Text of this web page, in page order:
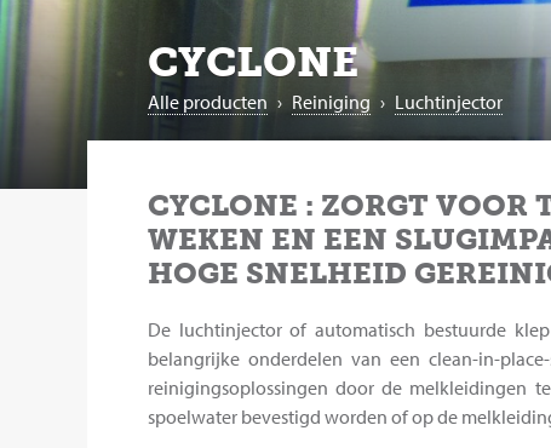
CYCLONE
Alle producten › Reiniging › Luchtinjector
CYCLONE : ZORGT
WEKEN EN EEN
HOGE SNELHEID
De luchtinjector of automatisch bestuurde
belangrijke onderdelen van een clean-in-
reinigingsoplossingen door de melkleidingen
spoelwater bevestigd worden of op de